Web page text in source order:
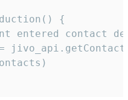
{
entered contact